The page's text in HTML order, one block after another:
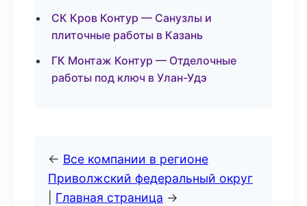
СК Кров Контур — Санузлы и
плиточные работы в Казань
ГК Монтаж Контур — Отделочные
работы под ключ в Улан-Удэ
← Все компании в регионе
Приволжский федеральный округ
Главная страница →